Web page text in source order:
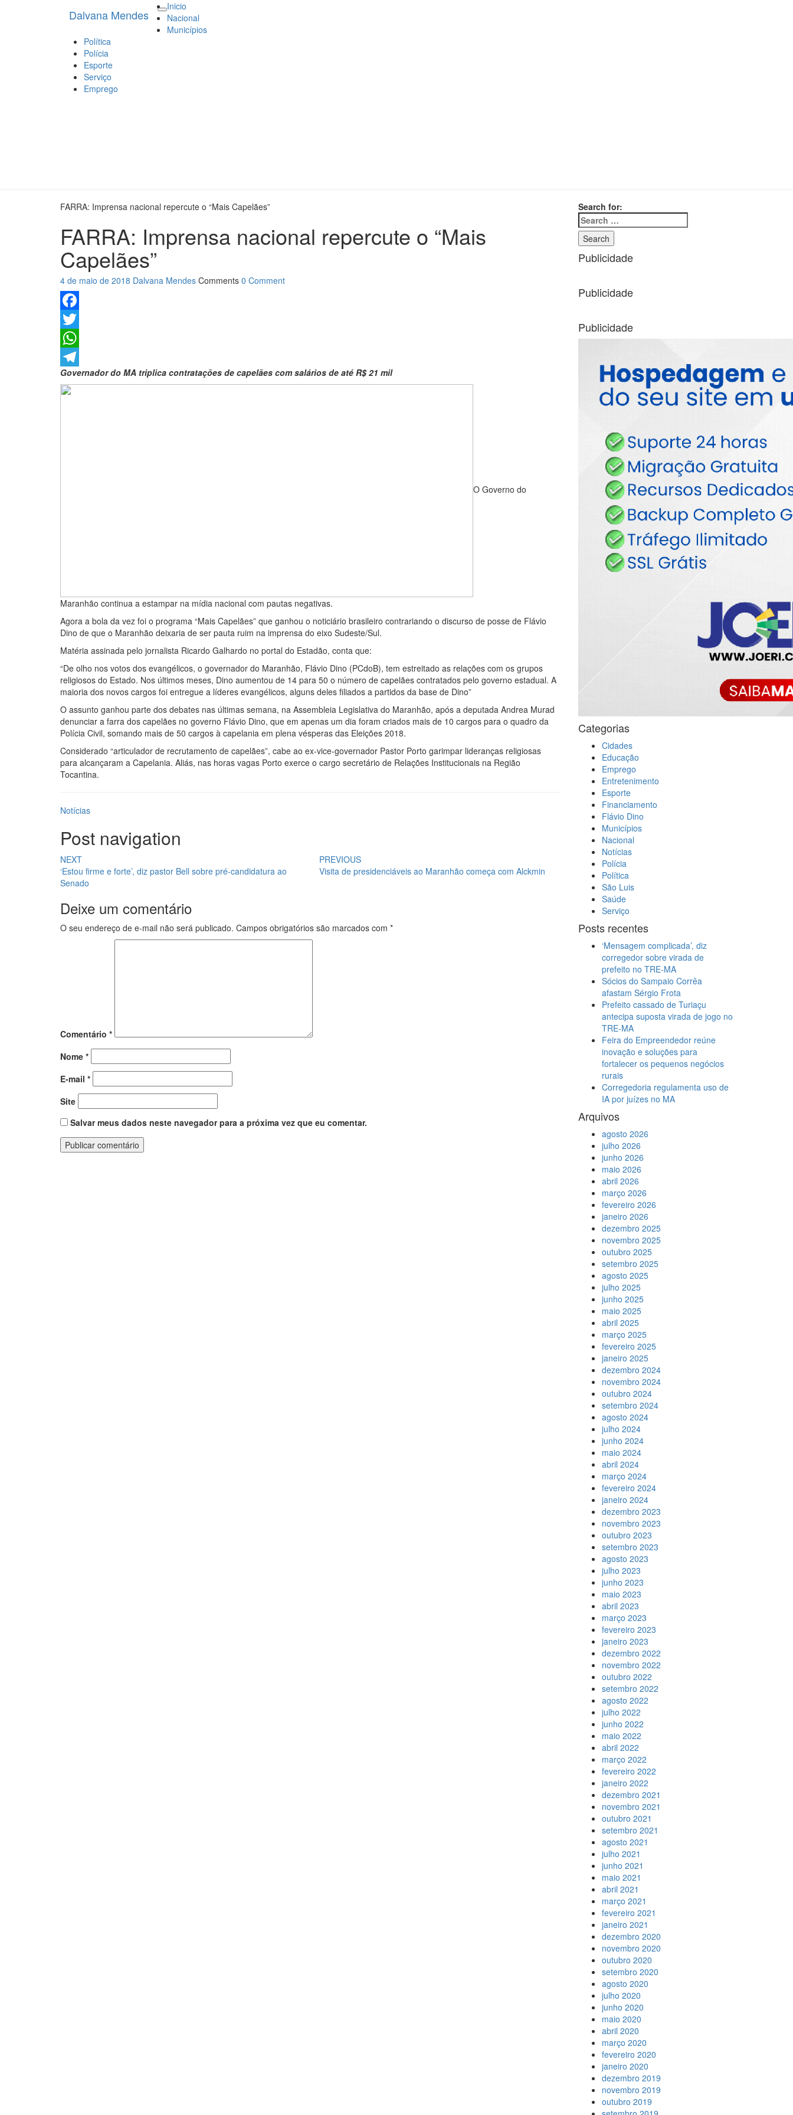
Toggle
navigation
Dalvana Mendes
Inicio
Nacional
Municípios
Política
Polícia
Esporte
Serviço
Emprego
Dalvana Mendes
Espaço de conteúdo e leitura inteligente
FARRA: Imprensa nacional repercute o “Mais Capelães”
FARRA: Imprensa nacional repercute o “Mais
Capelães”
4 de maio de 2018 Dalvana Mendes Comments 0 Comment
Facebook
Twitter
WhatsApp
Telegram
Governador do MA triplica contratações de capelães com salários de até R$ 21 mil
O Governo do
Maranhão continua a estampar na mídia nacional com pautas negativas.
Agora a bola da vez foi o programa “Mais Capelães” que ganhou o noticiário brasileiro contrariando o discurso de posse de Flávio
Dino de que o Maranhão deixaria de ser pauta ruim na imprensa do eixo Sudeste/Sul.
Matéria assinada pelo jornalista Ricardo Galhardo no portal do Estadão, conta que:
“De olho nos votos dos evangélicos, o governador do Maranhão, Flávio Dino (PCdoB), tem estreitado as relações com os grupos
religiosos do Estado. Nos últimos meses, Dino aumentou de 14 para 50 o número de capelães contratados pelo governo estadual. A
maioria dos novos cargos foi entregue a líderes evangélicos, alguns deles filiados a partidos da base de Dino”
O assunto ganhou parte dos debates nas últimas semana, na Assembleia Legislativa do Maranhão, após a deputada Andrea Murad
denunciar a farra dos capelães no governo Flávio Dino, que em apenas um dia foram criados mais de 10 cargos para o quadro da
Polícia Civil, somando mais de 50 cargos à capelania em plena vésperas das Eleições 2018.
Considerado “articulador de recrutamento de capelães”, cabe ao ex-vice-governador Pastor Porto garimpar lideranças religiosas
para alcançaram a Capelania. Aliás, nas horas vagas Porto exerce o cargo secretário de Relações Institucionais na Região
Tocantina.
Notícias
Post navigation
NEXT
‘Estou firme e forte’, diz pastor Bell sobre pré-candidatura ao
Senado
PREVIOUS
Visita de presidenciáveis ao Maranhão começa com Alckmin
Deixe um comentário
O seu endereço de e-mail não será publicado. Campos obrigatórios são marcados com *
Comentário *
Nome *
E-mail *
Site
Salvar meus dados neste navegador para a próxima vez que eu comentar.
Search for:
Search
Publicidade
Publicidade
Publicidade
Categorias
Cidades
Educação
Emprego
Entretenimento
Esporte
Financiamento
Flávio Dino
Municípios
Nacional
Notícias
Polícia
Política
São Luis
Saúde
Serviço
Posts recentes
‘Mensagem complicada’, diz
corregedor sobre virada de
prefeito no TRE-MA
Sócios do Sampaio Corrêa
afastam Sérgio Frota
Prefeito cassado de Turiaçu
antecipa suposta virada de jogo no
TRE-MA
Feira do Empreendedor reúne
inovação e soluções para
fortalecer os pequenos negócios
rurais
Corregedoria regulamenta uso de
IA por juízes no MA
Arquivos
agosto 2026
julho 2026
junho 2026
maio 2026
abril 2026
março 2026
fevereiro 2026
janeiro 2026
dezembro 2025
novembro 2025
outubro 2025
setembro 2025
agosto 2025
julho 2025
junho 2025
maio 2025
abril 2025
março 2025
fevereiro 2025
janeiro 2025
dezembro 2024
novembro 2024
outubro 2024
setembro 2024
agosto 2024
julho 2024
junho 2024
maio 2024
abril 2024
março 2024
fevereiro 2024
janeiro 2024
dezembro 2023
novembro 2023
outubro 2023
setembro 2023
agosto 2023
julho 2023
junho 2023
maio 2023
abril 2023
março 2023
fevereiro 2023
janeiro 2023
dezembro 2022
novembro 2022
outubro 2022
setembro 2022
agosto 2022
julho 2022
junho 2022
maio 2022
abril 2022
março 2022
fevereiro 2022
janeiro 2022
dezembro 2021
novembro 2021
outubro 2021
setembro 2021
agosto 2021
julho 2021
junho 2021
maio 2021
abril 2021
março 2021
fevereiro 2021
janeiro 2021
dezembro 2020
novembro 2020
outubro 2020
setembro 2020
agosto 2020
julho 2020
junho 2020
maio 2020
abril 2020
março 2020
fevereiro 2020
janeiro 2020
dezembro 2019
novembro 2019
outubro 2019